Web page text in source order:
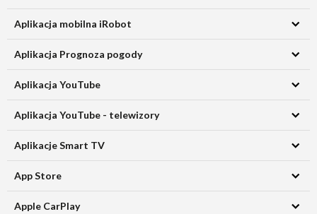
Aplikacja mobilna iRobot
Aplikacja Prognoza pogody
Aplikacja YouTube
Aplikacja YouTube - telewizory
Aplikacje Smart TV
App Store
Apple CarPlay